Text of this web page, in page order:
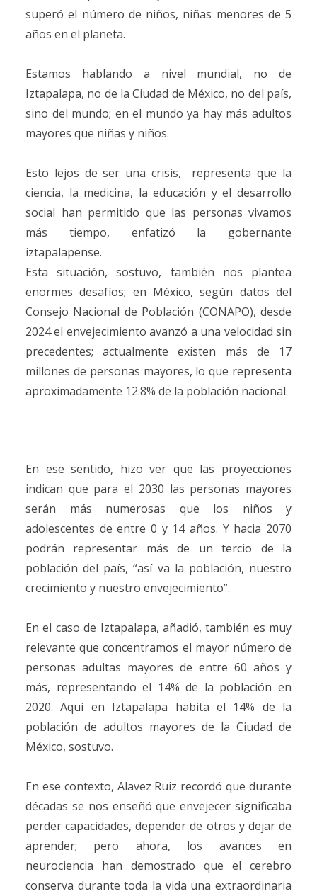
superó el número de niños, niñas menores de 5
años en el planeta.
Estamos hablando a nivel mundial, no de
Iztapalapa, no de la Ciudad de México, no del país,
sino del mundo; en el mundo ya hay más adultos
mayores que niñas y niños.
Esto lejos de ser una crisis, representa que la
ciencia, la medicina, la educación y el desarrollo
social han permitido que las personas vivamos
más tiempo, enfatizó la gobernante
iztapalapense.
Esta situación, sostuvo, también nos plantea
enormes desafíos; en México, según datos del
Consejo Nacional de Población (CONAPO), desde
2024 el envejecimiento avanzó a una velocidad sin
precedentes; actualmente existen más de 17
millones de personas mayores, lo que representa
aproximadamente 12.8% de la población nacional.
En ese sentido, hizo ver que las proyecciones
indican que para el 2030 las personas mayores
serán más numerosas que los niños y
adolescentes de entre 0 y 14 años. Y hacia 2070
podrán representar más de un tercio de la
población del país, “así va la población, nuestro
crecimiento y nuestro envejecimiento”.
En el caso de Iztapalapa, añadió, también es muy
relevante que concentramos el mayor número de
personas adultas mayores de entre 60 años y
más, representando el 14% de la población en
2020. Aquí en Iztapalapa habita el 14% de la
población de adultos mayores de la Ciudad de
México, sostuvo.
En ese contexto, Alavez Ruiz recordó que durante
décadas se nos enseñó que envejecer significaba
perder capacidades, depender de otros y dejar de
aprender; pero ahora, los avances en
neurociencia han demostrado que el cerebro
conserva durante toda la vida una extraordinaria